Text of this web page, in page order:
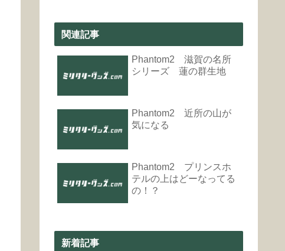
関連記事
Phantom2 滋賀の名所
シリーズ 蓮の群生地
Phantom2 近所の山が
気になる
Phantom2 プリンスホ
テルの上はどーなってる
の！？
新着記事